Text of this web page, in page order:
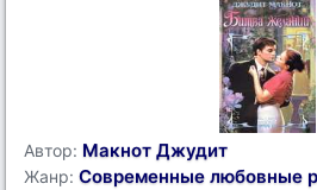
Автор: Макнот Джудит
Жанр: Современные любовные